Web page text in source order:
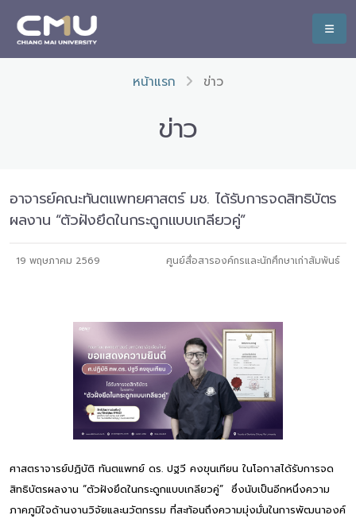
หน้าแรก ข่าว
ข่าว
อาจารย์คณะทันตแพทยศาสตร์ มช. ได้รับการจดสิทธิบัตร
ผลงาน “ตัวฝังยึดในกระดูกแบบเกลียวคู่”
19 พฤษภาคม 2569 ศูนย์สื่อสารองค์กรและนักศึกษาเก่าสัมพันธ์
ศาสตราจารย์ปฏิบัติ ทันตแพทย์ ดร. ปฐวี คงขุนเทียน ในโอกาสได้รับการจด
สิทธิบัตรผลงาน “ตัวฝังยึดในกระดูกแบบเกลียวคู่” ซึ่งนับเป็นอีกหนึ่งความ
ภาคภูมิใจด้านงานวิจัยและนวัตกรรม ที่สะท้อนถึงความมุ่งมั่นในการพัฒนาองค์